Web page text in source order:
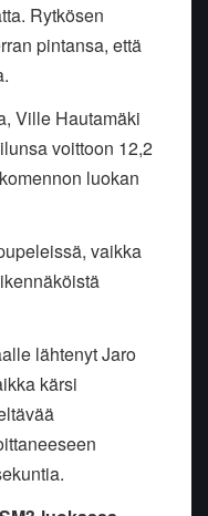
Rytkösen
pintansa, että
Ville Hautamäki
voittoon 12,2
luokan
vaikka
lähtenyt Jaro
kärsi